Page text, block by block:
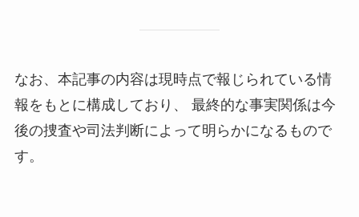
なお、本記事の内容は現時点で報じられている情
報をもとに構成しており、 最終的な事実関係は今
後の捜査や司法判断によって明らかになるもので
す。